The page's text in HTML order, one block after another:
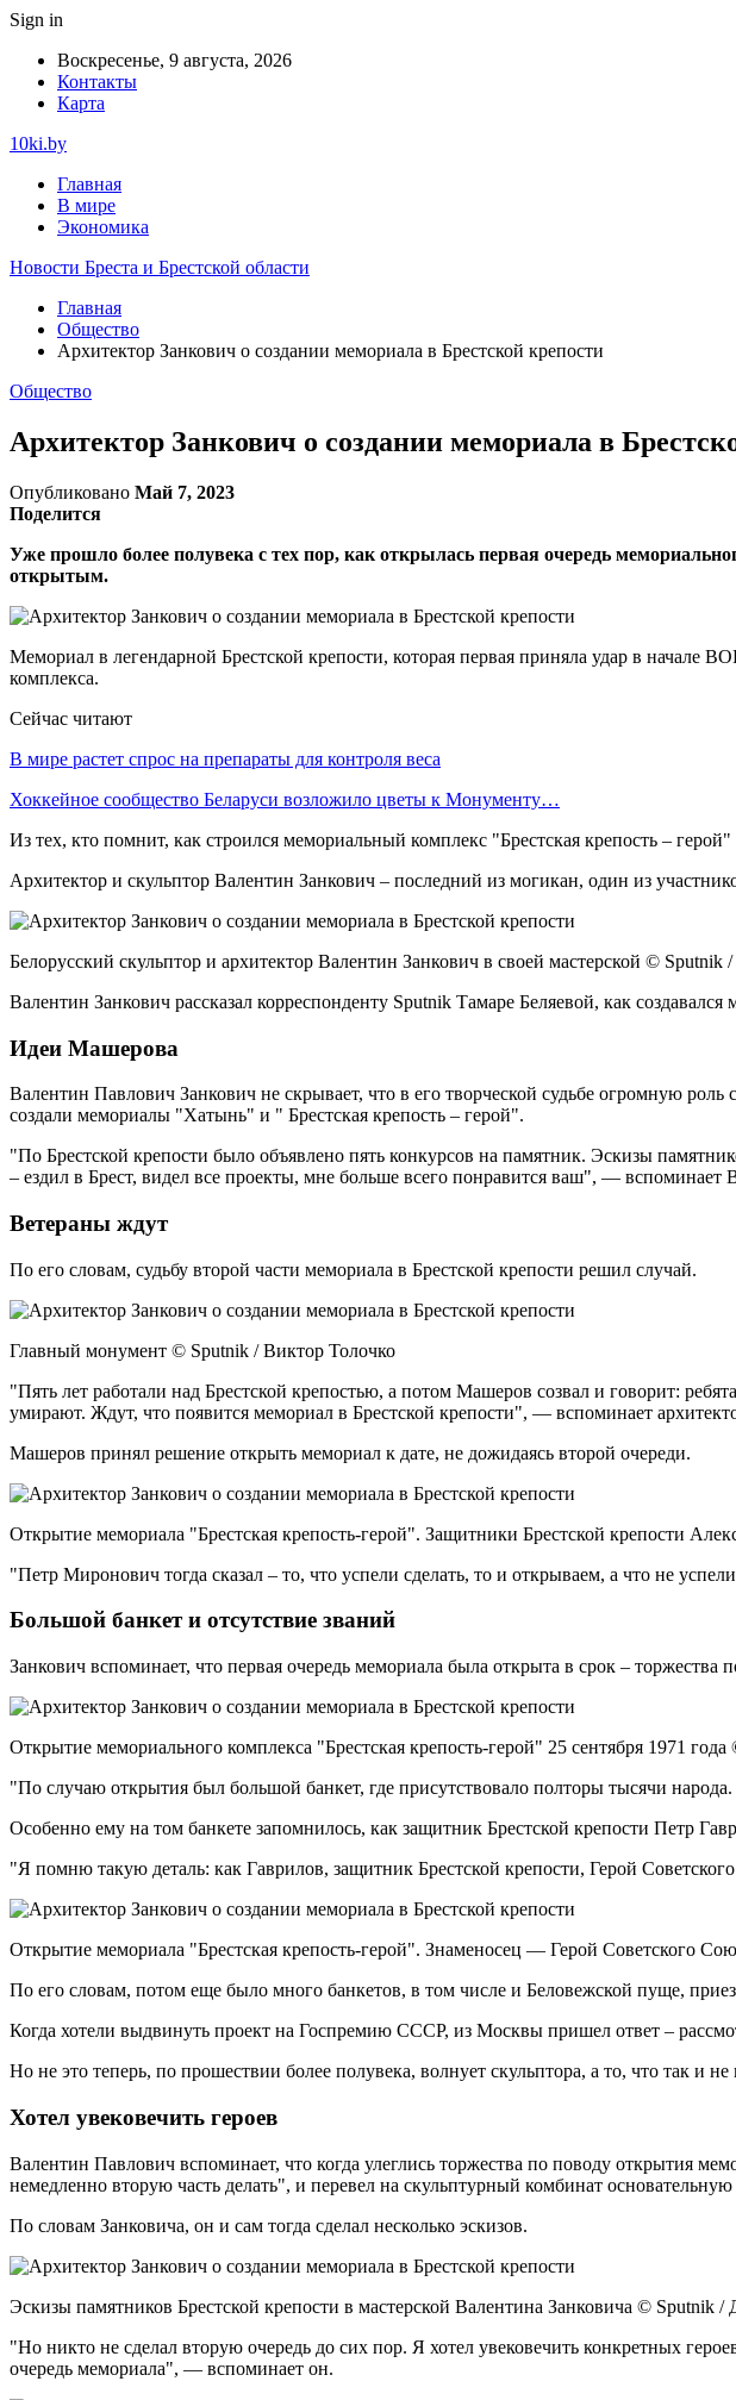
Sign in
Воскресенье, 9 августа, 2026
Контакты
Карта
10ki.by
Главная
В мире
Экономика
Новости Бреста и Брестской области
Главная
Общество
Архитектор Занкович о создании мемориала в Брестской крепости
Общество
Архитектор Занкович о создании мемориала в
Опубликовано Май 7, 2023
Поделится
Уже прошло более полувека с тех пор, как открылась первая очередь
открытым.
Мемориал в легендарной Брестской крепости, которая первая приняла удар в начале
комплекса.
Сейчас читают
В мире растет спрос на препараты для контроля веса
Хоккейное сообщество Беларуси возложило цветы к Монументу…
Из тех, кто помнит, как строился мемориальный комплекс "Брестская крепость –
Архитектор и скульптор Валентин Занкович – последний из могикан, один из
Белорусский скульптор и архитектор Валентин Занкович в своей мастерской ©
Валентин Занкович рассказал корреспонденту Sputnik Тамаре Беляевой, как
Идеи Машерова
Валентин Павлович Занкович не скрывает, что в его творческой судьбе огромную
создали мемориалы "Хатынь" и " Брестская крепость – герой".
"По Брестской крепости было объявлено пять конкурсов на памятник. Эскизы
– ездил в Брест, видел все проекты, мне больше всего понравится ваш", — вспоминает
Ветераны ждут
По его словам, судьбу второй части мемориала в Брестской крепости решил случай.
Главный монумент © Sputnik / Виктор Толочко
"Пять лет работали над Брестской крепостью, а потом Машеров созвал и говорит:
умирают. Ждут, что появится мемориал в Брестской крепости", — вспоминает
Машеров принял решение открыть мемориал к дате, не дожидаясь второй очереди.
Открытие мемориала "Брестская крепость-герой". Защитники Брестской крепости
"Петр Миронович тогда сказал – то, что успели сделать, то и открываем, а что не
Большой банкет и отсутствие званий
Занкович вспоминает, что первая очередь мемориала была открыта в срок – торжества
Открытие мемориального комплекса "Брестская крепость-герой" 25 сентября 1971
"По случаю открытия был большой банкет, где присутствовало полторы тысячи
Особенно ему на том банкете запомнилось, как защитник Брестской крепости Петр
"Я помню такую деталь: как Гаврилов, защитник Брестской крепости, Герой
Открытие мемориала "Брестская крепость-герой". Знаменосец — Герой Советского
По его словам, потом еще было много банкетов, в том числе и Беловежской пуще,
Когда хотели выдвинуть проект на Госпремию СССР, из Москвы пришел ответ –
Но не это теперь, по прошествии более полувека, волнует скульптора, а то, что так и
Хотел увековечить героев
Валентин Павлович вспоминает, что когда улеглись торжества по поводу открытия
немедленно вторую часть делать", и перевел на скульптурный комбинат
По словам Занковича, он и сам тогда сделал несколько эскизов.
Эскизы памятников Брестской крепости в мастерской Валентина Занковича © Sputnik
"Но никто не сделал вторую очередь до сих пор. Я хотел увековечить конкретных
очередь мемориала", — вспоминает он.